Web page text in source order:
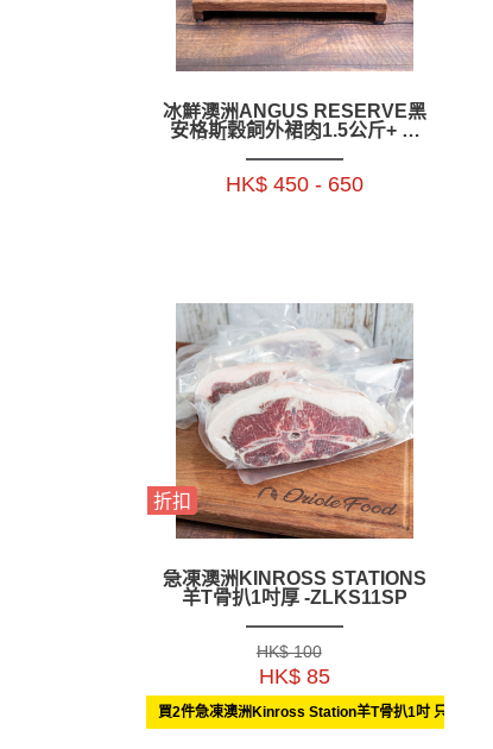
冰鮮澳洲ANGUS RESERVE黑
安格斯穀飼外裙肉1.5公斤+ ／
HK$ 450 - 650
折扣
急凍澳洲KINROSS STATIONS
羊T骨扒1吋厚 -ZLKS11SP
HK$ 100
HK$ 85
買2件急凍澳洲Kinross Station羊T骨扒1吋 只售$150